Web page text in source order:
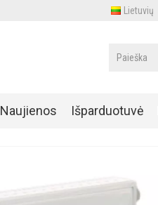
Lietuvių
Naujienos Išparduotuvė